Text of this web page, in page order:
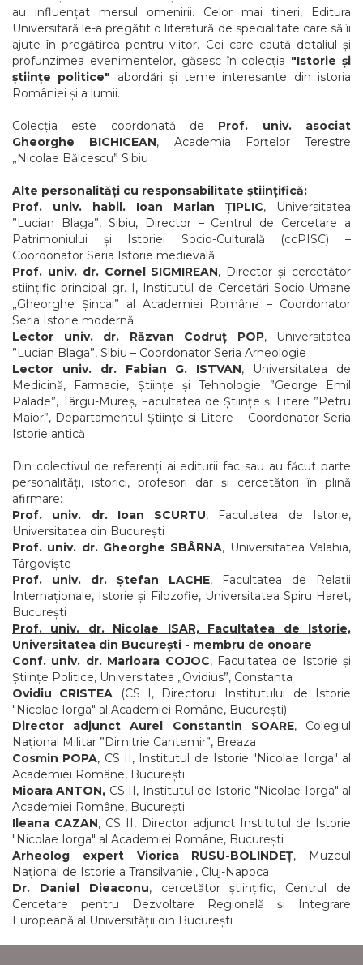
au influențat mersul omenirii. Celor mai tineri, Editura
Universitară le-a pregătit o literatură de specialitate care să îi
ajute în pregătirea pentru viitor. Cei care caută detaliul și
profunzimea evenimentelor, găsesc în colecția "Istorie și
științe politice" abordări și teme interesante din istoria
României și a lumii.
Colecția este coordonată de Prof. univ. asociat
Gheorghe BICHICEAN, Academia Forțelor Terestre
„Nicolae Bălcescu” Sibiu
Alte personalități cu responsabilitate științifică:
Prof. univ. habil. Ioan Marian ȚIPLIC, Universitatea
”Lucian Blaga”, Sibiu, Director – Centrul de Cercetare a
Patrimoniului și Istoriei Socio-Culturală (ccPISC) –
Coordonator Seria Istorie medievală
Prof. univ. dr. Cornel SIGMIREAN, Director și cercetător
științific principal gr. I, Institutul de Cercetări Socio‑Umane
„Gheorghe Șincai” al Academiei Române – Coordonator
Seria Istorie modernă
Lector univ. dr. Răzvan Codruț POP, Universitatea
”Lucian Blaga”, Sibiu – Coordonator Seria Arheologie
Lector univ. dr. Fabian G. ISTVAN, Universitatea de
Medicină, Farmacie, Științe și Tehnologie ”George Emil
Palade”, Târgu-Mureș, Facultatea de Științe și Litere ”Petru
Maior”, Departamentul Științe si Litere – Coordonator Seria
Istorie antică
Din colectivul de referenți ai editurii fac sau au făcut parte
personalități, istorici, profesori dar și cercetători în plină
afirmare:
Prof. univ. dr. Ioan SCURTU, Facultatea de Istorie,
Universitatea din Bucureşti
Prof. univ. dr. Gheorghe SBÂRNA, Universitatea Valahia,
Târgoviște
Prof. univ. dr. Ștefan LACHE, Facultatea de Relații
Internaționale, Istorie și Filozofie, Universitatea Spiru Haret,
București
Prof. univ. dr. Nicolae ISAR, Facultatea de Istorie,
Universitatea din București - membru de onoare
Conf. univ. dr. Marioara COJOC, Facultatea de Istorie și
Științe Politice, Universitatea „Ovidius”, Constanța
Ovidiu CRISTEA (CS I, Directorul Institutului de Istorie
"Nicolae Iorga" al Academiei Române, Bucureşti)
Director adjunct Aurel Constantin SOARE, Colegiul
Național Militar ”Dimitrie Cantemir”, Breaza
Cosmin POPA, CS II, Institutul de Istorie "Nicolae Iorga" al
Academiei Române, București
Mioara ANTON, CS II, Institutul de Istorie "Nicolae Iorga" al
Academiei Române, București
Ileana CAZAN, CS II, Director adjunct Institutul de Istorie
"Nicolae Iorga" al Academiei Române, București
Arheolog expert Viorica RUSU-BOLINDEȚ, Muzeul
Național de Istorie a Transilvaniei, Cluj-Napoca
Dr. Daniel Dieaconu, cercetător științific, Centrul de
Cercetare pentru Dezvoltare Regională și Integrare
Europeană al Universității din București